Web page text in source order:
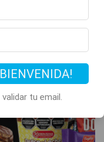
tu email.